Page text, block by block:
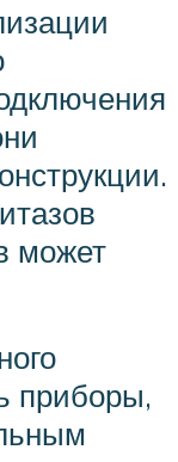
может
приборы,